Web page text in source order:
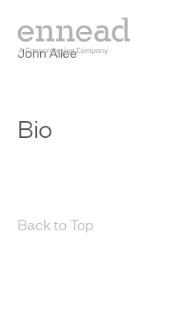
John Allee
Bio
Back to Top